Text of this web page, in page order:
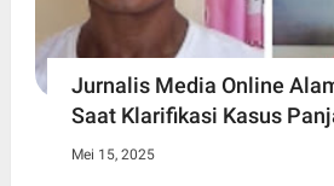
Jurnalis Media Online
Saat Klarifikasi Kasus
Mei 15, 2025